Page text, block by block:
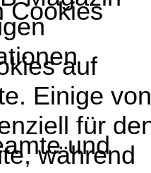
und
Cookies
auf
Einige von
für
während